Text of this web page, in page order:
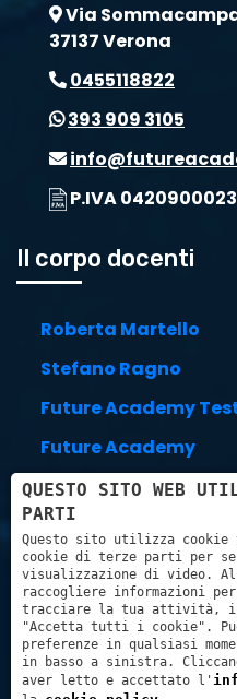
Via
37137 Verona
0455118822
393 909 3105
P.IVA
Il corpo docenti
Roberta Martello
Stefano Ragno
Future Academy
Future Academy
Stefano Trillini
Link utili
Carrello
Pagamenti con:
QUESTO SITO WEB
PARTI
Questo sito utilizza cookie
cookie di terze parti per
visualizzazione di video.
raccogliere informazioni
tracciare la tua attività,
"Accetta tutti i cookie".
preferenze in qualsiasi
in basso a sinistra.
aver letto e accettato l'